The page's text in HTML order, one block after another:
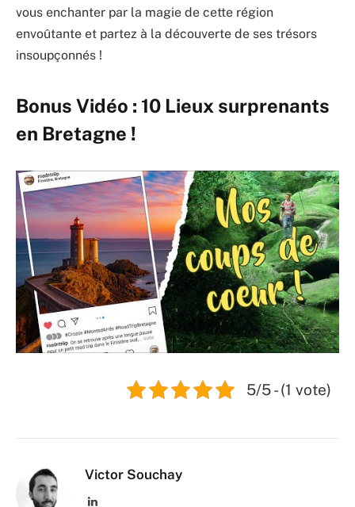
vous enchanter par la magie de cette région
envoûtante et partez à la découverte de ses trésors
insoupçonnés !
Bonus Vidéo : 10 Lieux surprenants
en Bretagne !
5/5 - (1 vote)
Victor Souchay
LinkedIn